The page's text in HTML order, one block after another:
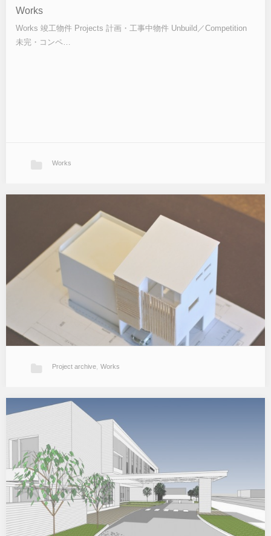
隣敷地にクリニックとして独立させた計画。1階に外来診療部門、2
階にリハビリ部門を配して患者動線とスタッフ動線を明確に分ける
Works
Works 竣工物件 Projects 計画・工事中物件 Unbuild／Competition
未完・コンペ…
Works
Ab邸
繁華街に建つ店舗併用住宅の建て替え計画。…
Project archive Works